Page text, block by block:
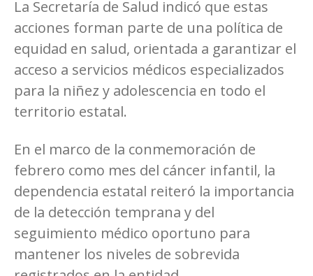
La Secretaría de Salud indicó que estas
acciones forman parte de una política de
equidad en salud, orientada a garantizar el
acceso a servicios médicos especializados
para la niñez y adolescencia en todo el
territorio estatal.
En el marco de la conmemoración de
febrero como mes del cáncer infantil, la
dependencia estatal reiteró la importancia
de la detección temprana y del
seguimiento médico oportuno para
mantener los niveles de sobrevida